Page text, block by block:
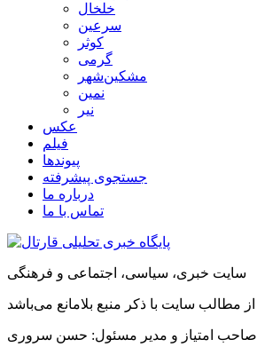
خلخال
سرعین
کوثر
گرمی
مشکین‌شهر
نمین
نیر
عکس
فیلم
پیوندها
جستجوی پیشرفته
درباره ما
تماس با ما
سایت خبری، سیاسی، اجتماعی و فرهنگی
صاحب امتیاز و مدیر مسئول: حسن سروری